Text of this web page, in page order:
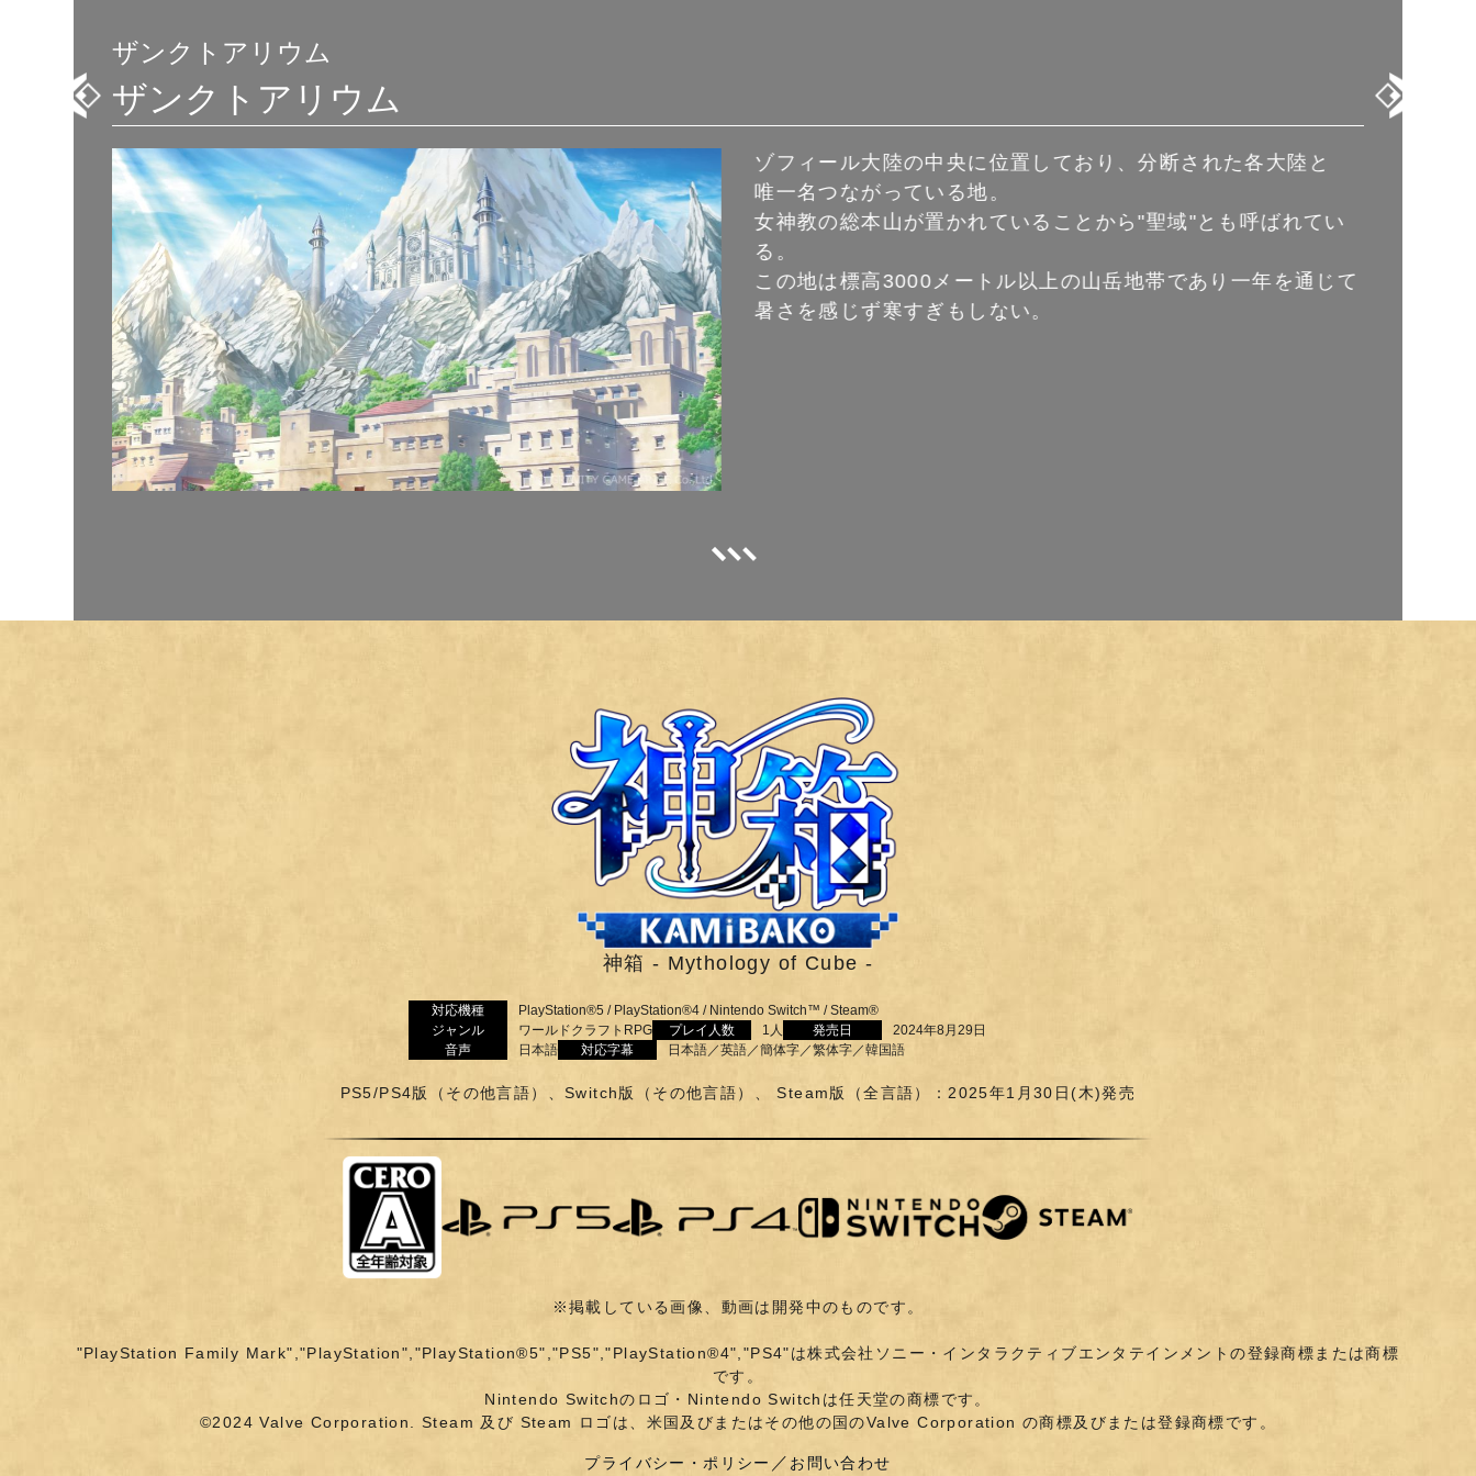
ザンクトアリウム
ザンクトアリウム
ゾフィール大陸の中央に位置しており、分断された各大陸と
唯一名つながっている地。
女神教の総本山が置かれていることから"聖域"とも呼ばれてい
る。
この地は標高3000メートル以上の山岳地帯であり一年を通じて
暑さを感じず寒すぎもしない。
神箱 - Mythology of Cube -
対応機種
PlayStation®5 / PlayStation®4 / Nintendo Switch™ / Steam®
ジャンル
ワールドクラフトRPG プレイ人数 1人 発売日
2024年8月29日
音声
日本語 対応字幕 日本語／英語／簡体字／繁体字／韓国語
PS5/PS4版（その他言語）、Switch版（その他言語）、 Steam版（全言語）：2025年1月30日(木)発売
※掲載している画像、動画は開発中のものです。
"PlayStation Family Mark","PlayStation","PlayStation®5","PS5","PlayStation®4","PS4"は株式会社ソニー・インタラクティブエンタテインメントの登録商標または商標
です。
Nintendo Switchのロゴ・Nintendo Switchは任天堂の商標です。
©2024 Valve Corporation. Steam 及び Steam ロゴは、米国及びまたはその他の国のValve Corporation の商標及びまたは登録商標です。
プライバシー・ポリシー お問い合わせ